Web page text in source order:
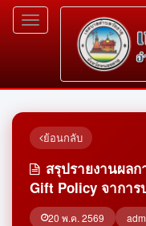
Toggle
navigation
ย้อนกลับ
สรุปรายงานผล
Gift Policy จากา
20 พ.ค. 2569